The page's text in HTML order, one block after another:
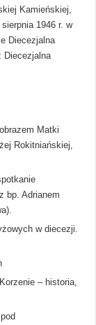
Kamieńskiej,
1946 r. w
Diecezjalna
Diecezjalna
Matki
Rokitniańskiej,
bp. Adrianem
w diecezji.
– historia,